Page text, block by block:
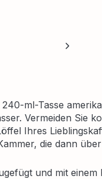
ml-Tasse
Vermeiden Sie
Ihres
die dann
und mit